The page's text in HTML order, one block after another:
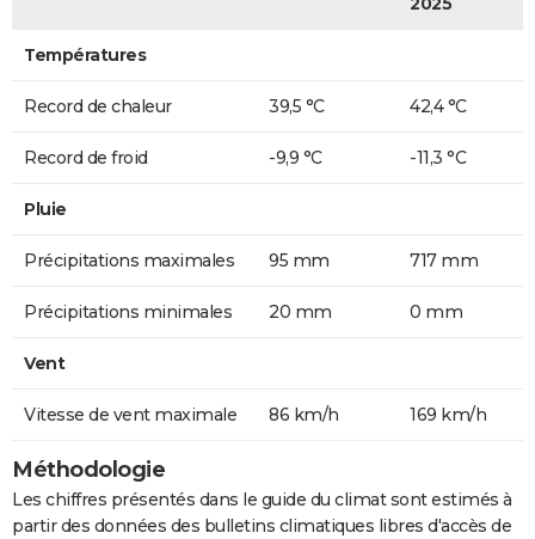
Températures
Record de chaleur 39,5 °C 42,4 °C
Record de froid -9,9 °C -11,3 °C
Pluie
Précipitations maximales 95 mm 717 mm
Précipitations minimales 20 mm 0 mm
Vent
Vitesse de vent maximale 86 km/h 169 km/h
Méthodologie
Les chiffres présentés dans le guide du climat sont estimés à
partir des données des bulletins climatiques libres d'accès de